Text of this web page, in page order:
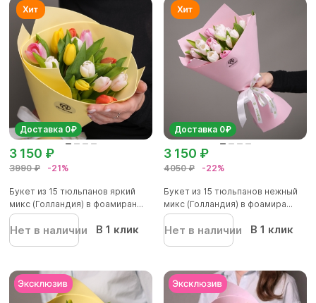
Доставка 0₽
3990 ₽ -21%
3 150 ₽
Букет из 15 тюльпанов яркий
микс (Голландия) в фоамиран...
Нет в наличии В 1 клик
Доставка 0₽
4050 ₽ -22%
3 150 ₽
Букет из 15 тюльпанов нежный
микс (Голландия) в фоамира...
Нет в наличии В 1 клик